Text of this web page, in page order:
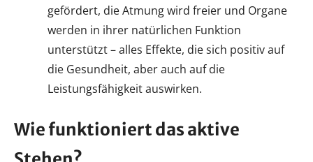
gefördert, die Atmung wird freier und Organe
werden in ihrer natürlichen Funktion
unterstützt – alles Effekte, die sich positiv auf
die Gesundheit, aber auch auf die
Leistungsfähigkeit auswirken.
Wie funktioniert das aktive